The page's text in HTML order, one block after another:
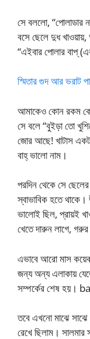
সে বললো, “পোলাডার
বসে ছেলে দুধ
“এইবার পোলার বাপ্
স্মিতার গুদ আর ভরাট
আমাকেও কোন রকম
সে বলে “বুইড়া তো
জোর আছে! খাটাস
বাহ্ ভালো নাম।
পরদিন থেকে সে
স্বাভাবিক হতে
ভালোই ছিল, প্রায়ই
খেতে দারুন লাগে, গরুর
এভাবে আরো মাস
জন্য অন্য এলাকায়
সম্পর্কের শেষ হয়।
তবে এখনো মাঝে
রেখে ছিলাম।